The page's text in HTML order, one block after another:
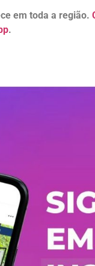
em toda a região.
.